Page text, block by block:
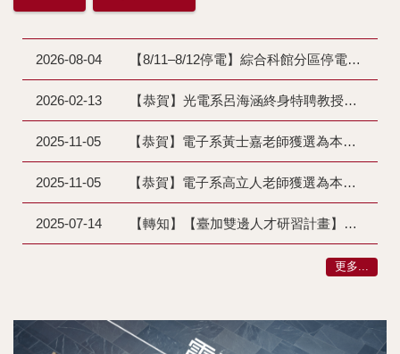
2026-08-04 【8/11–8/12停電】綜合科館分區停電通知
2026-02-13 【恭賀】光電系呂海涵終身特聘教授，榮獲114年度國科會傑出研究獎殊榮，為校爭光！
2025-11-05 【恭賀】電子系黃士嘉老師獲選為本校 114 學年度特聘教授
2025-11-05 【恭賀】電子系高立人老師獲選為本校 113 學年度傑出教學獎教師！
2025-07-14 【轉知】【臺加雙邊人才研習計畫】2026 GRI計畫與7/16線上說明會資訊
更多...